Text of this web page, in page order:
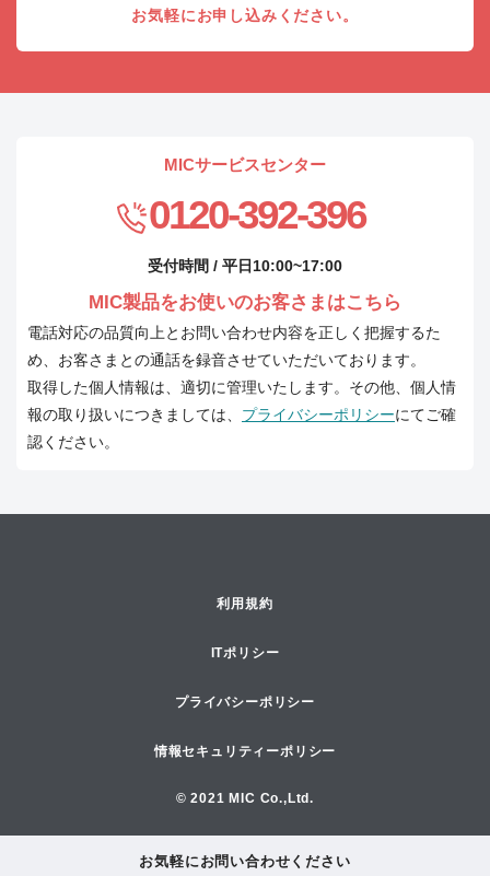
お気軽にお申し込みください。
MICサービスセンター
0120-392-396
受付時間 / 平日10:00~17:00
MIC製品をお使いのお客さまはこちら
電話対応の品質向上とお問い合わせ内容を正しく把握するた
め、お客さまとの通話を録音させていただいております。
取得した個人情報は、適切に管理いたします。その他、個人情
報の取り扱いにつきましては、 プライバシーポリシーにてご確
認ください。
利用規約
ITポリシー
プライバシーポリシー
情報セキュリティーポリシー
© 2021 MIC Co.,Ltd.
お気軽にお問い合わせください